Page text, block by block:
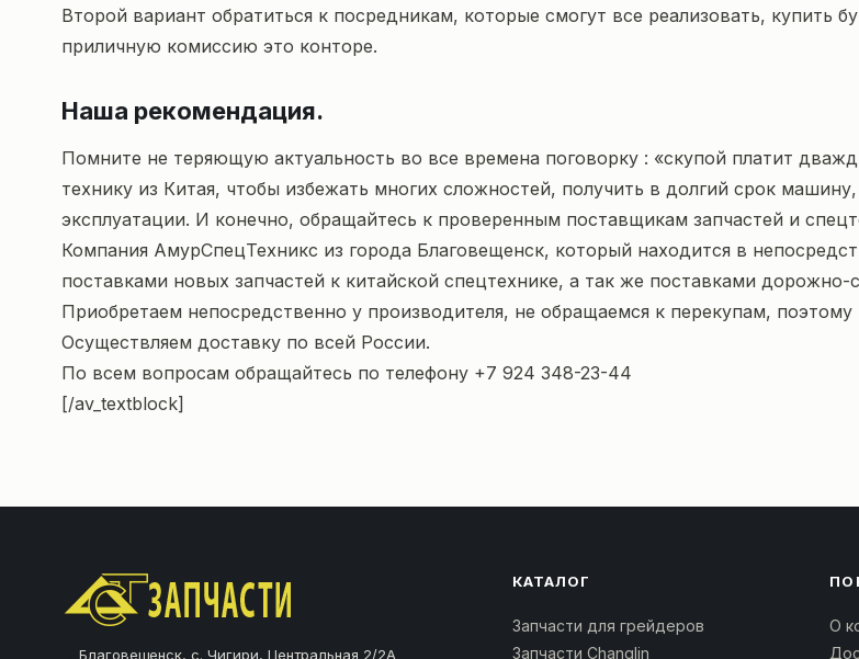
Второй вариант обратиться к посредникам, которые смогут все реализовать, купить
приличную комиссию это конторе.
Наша рекомендация.
Помните не теряющую актуальность во все времена поговорку : «скупой платит
технику из Китая, чтобы избежать многих сложностей, получить в долгий срок
эксплуатации. И конечно, обращайтесь к проверенным поставщикам запчастей и
Компания АмурСпецТехникс из города Благовещенск, который находится в
поставками новых запчастей к китайской спецтехнике, а так же поставками дорожно-
Приобретаем непосредственно у производителя, не обращаемся к перекупам,
Осуществляем доставку по всей России.
По всем вопросам обращайтесь по телефону +7 924 348-23-44
[/av_textblock]
Благовещенск, с. Чигири, Центральная 2/2А
КАТАЛОГ
Запчасти для грейдеров
Запчасти Changlin
О